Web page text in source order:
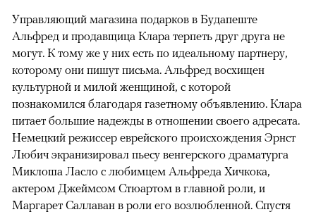
Управляющий магазина подарков в Будапеште
Альфред и продавщица Клара терпеть друг друга не
могут. К тому же у них есть по идеальному партнеру,
которому они пишут письма. Альфред восхищен
культурной и милой женщиной, с которой
познакомился благодаря газетному объявлению. Клара
питает большие надежды в отношении своего адресата.
Немецкий режиссер еврейского происхождения Эрнст
Любич экранизировал пьесу венгерского драматурга
Миклоша Ласло с любимцем Альфреда Хичкока,
актером Джеймсом Стюартом в главной роли, и
Маргарет Саллаван в роли его возлюбленной. Спустя